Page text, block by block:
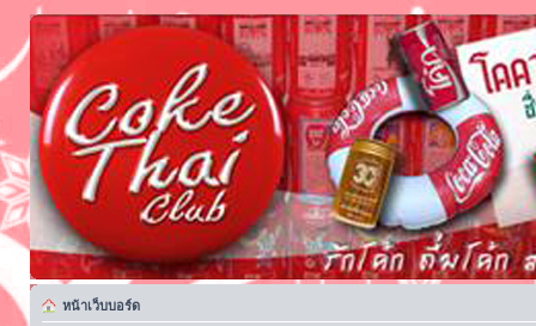
หน้าเว็บบอร์ด